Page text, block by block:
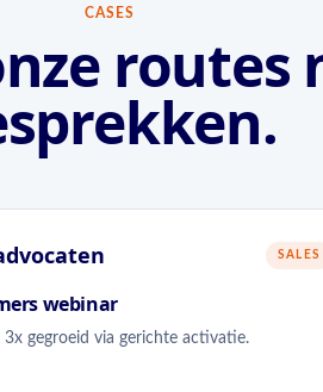
CASES
routes
SALES
webinar
3x gegroeid via gerichte activatie.